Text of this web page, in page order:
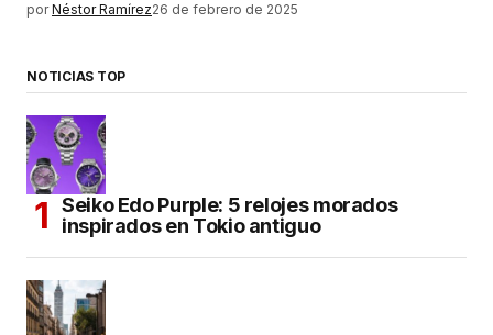
por Néstor Ramírez26 de febrero de 2025
NOTICIAS TOP
Seiko Edo Purple: 5 relojes morados
inspirados en Tokio antiguo